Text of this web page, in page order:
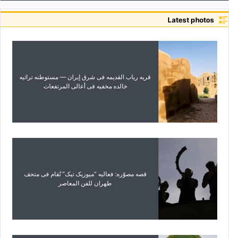
Latest photos
قریه ریاب القدیمه فی شرق إیران — مستوطنه تراثیه
خالده مخفیه فی أعالی المرتفعات
قصه مصوّره: فعالیه “میوزیک تیک” تُقام فی متحف
طهران للفن المعاصر